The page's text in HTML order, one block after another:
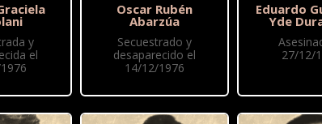
y
el
Oscar Rubén
Abarzúa
Secuestrado y
desaparecido el
14/12/1976
Eduardo
Yde
27/12/